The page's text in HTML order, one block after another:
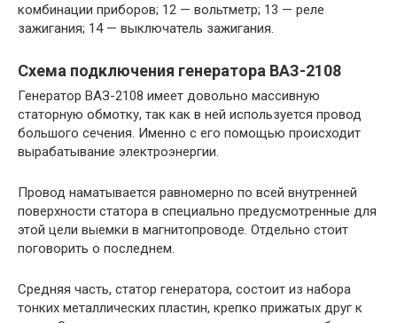
комбинации приборов; 12 — вольтметр; 13 — реле
зажигания; 14 — выключатель зажигания.
Схема подключения генератора ВАЗ-2108
Генератор ВАЗ-2108 имеет довольно массивную
статорную обмотку, так как в ней используется провод
большого сечения. Именно с его помощью происходит
вырабатывание электроэнергии.
Провод наматывается равномерно по всей внутренней
поверхности статора в специально предусмотренные для
этой цели выемки в магнитопроводе. Отдельно стоит
поговорить о последнем.
Средняя часть, статор генератора, состоит из набора
тонких металлических пластин, крепко прижатых друг к